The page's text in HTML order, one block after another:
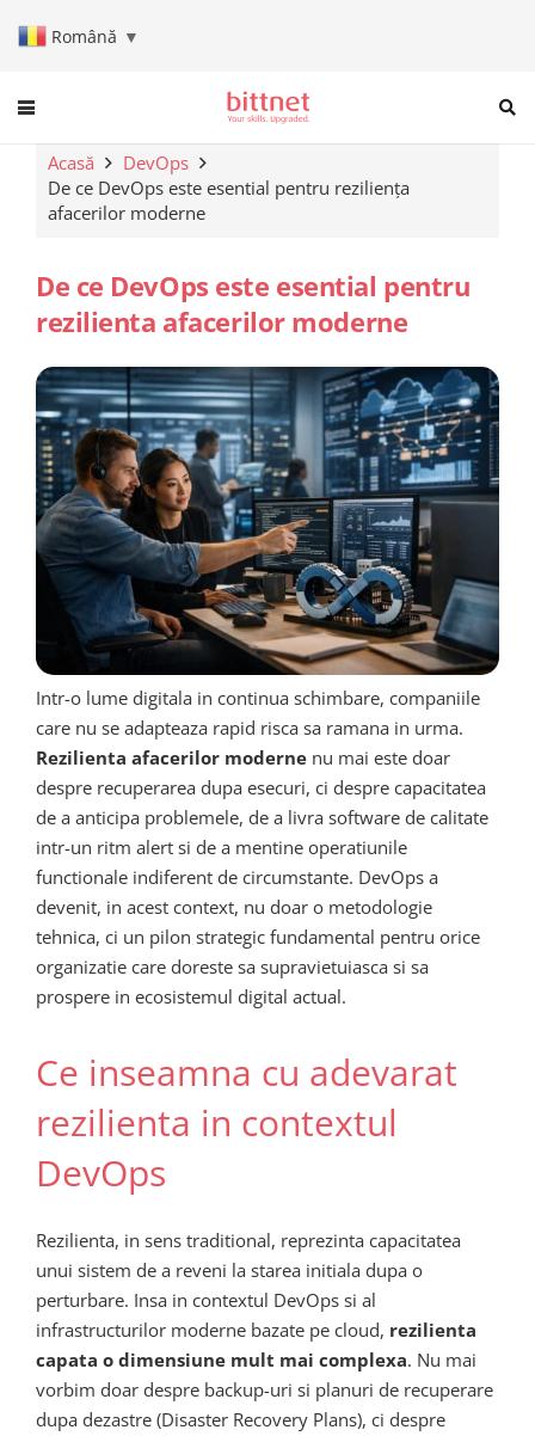
Română ▼
When autocomplete results
Acasă
DevOps
De ce DevOps este esential pentru reziliența
afacerilor moderne
De ce DevOps este esential pentru
rezilienta afacerilor moderne
Intr-o lume digitala in continua schimbare, companiile
care nu se adapteaza rapid risca sa ramana in urma.
Rezilienta afacerilor moderne nu mai este doar
despre recuperarea dupa esecuri, ci despre capacitatea
de a anticipa problemele, de a livra software de calitate
intr-un ritm alert si de a mentine operatiunile
functionale indiferent de circumstante. DevOps a
devenit, in acest context, nu doar o metodologie
tehnica, ci un pilon strategic fundamental pentru orice
organizatie care doreste sa supravietuiasca si sa
prospere in ecosistemul digital actual.
Ce inseamna cu adevarat
rezilienta in contextul
DevOps
Rezilienta, in sens traditional, reprezinta capacitatea
unui sistem de a reveni la starea initiala dupa o
perturbare. Insa in contextul DevOps si al
infrastructurilor moderne bazate pe cloud, rezilienta
capata o dimensiune mult mai complexa. Nu mai
vorbim doar despre backup-uri si planuri de recuperare
dupa dezastre (Disaster Recovery Plans), ci despre